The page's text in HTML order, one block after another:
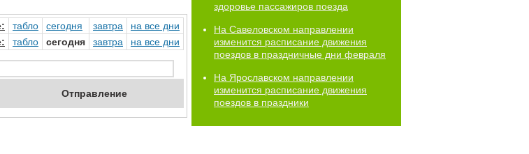
: табло сегодня завтра на все дни
: табло сегодня завтра на все дни
Отправление
здоровье пассажиров поезда
На Савеловском направлении
изменится расписание движения
поездов в праздничные дни февраля
На Ярославском направлении
изменится расписание движения
поездов в праздники